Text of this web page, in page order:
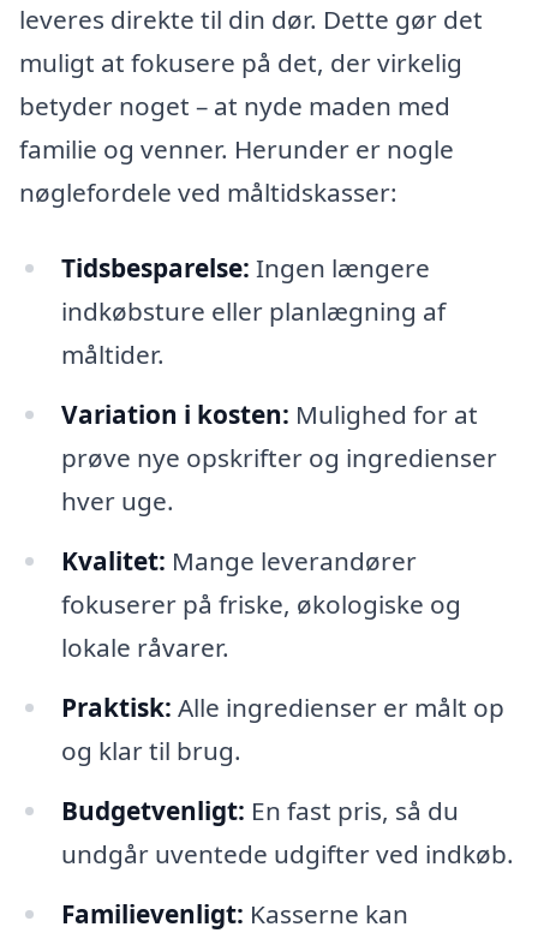
leveres direkte til din dør. Dette gør det
muligt at fokusere på det, der virkelig
betyder noget – at nyde maden med
familie og venner. Herunder er nogle
nøglefordele ved måltidskasser:
Tidsbesparelse: Ingen længere
indkøbsture eller planlægning af
måltider.
Variation i kosten: Mulighed for at
prøve nye opskrifter og ingredienser
hver uge.
Kvalitet: Mange leverandører
fokuserer på friske, økologiske og
lokale råvarer.
Praktisk: Alle ingredienser er målt op
og klar til brug.
Budgetvenligt: En fast pris, så du
undgår uventede udgifter ved indkøb.
Familievenligt: Kasserne kan